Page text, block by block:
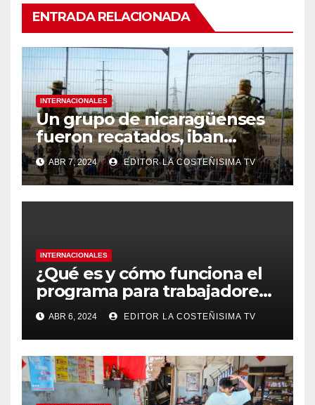
ENTRADA RELACIONADA
INTERNACIONALES
Un grupo de nicaragüenses
fueron recatados, iban
hacinados en un furgón en
México
ABR 7, 2024 EDITOR LA COSTEÑISIMA TV
INTERNACIONALES
¿Qué es y cómo funciona el
programa para trabajadores
migrantes de Panamá y
Nicaragua en Costa Rica?
ABR 6, 2024 EDITOR LA COSTEÑISIMA TV